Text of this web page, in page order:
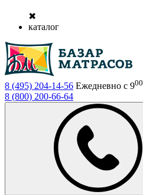
✖
каталог
8 (495) 204-14-56 Ежедневно с 900
8 (800) 200-66-64